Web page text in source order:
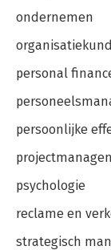
ondernemen
personal
persoonlijke
psychologie
reclame en
strategisch